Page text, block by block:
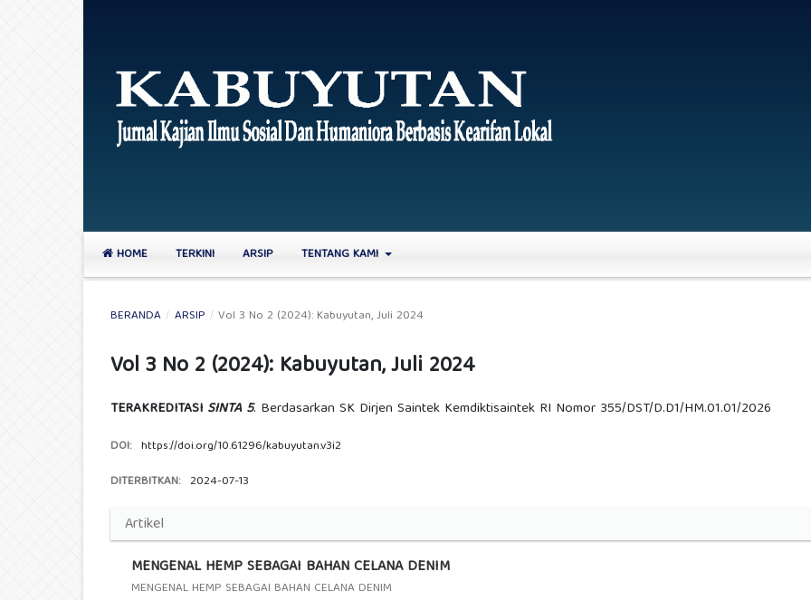
HOME TERKINI ARSIP TENTANG KAMI
BERANDA / ARSIP / Vol 3 No 2 (2024): Kabuyutan, Juli 2024
Vol 3 No 2 (2024): Kabuyutan, Juli 2024
TERAKREDITASI SINTA 5. Berdasarkan SK Dirjen Saintek Kemdiktisaintek RI Nomor 355/DST/D.D1/HM.01.01/2026
DOI: https://doi.org/10.61296/kabuyutan.v3i2
DITERBITKAN: 2024-07-13
Artikel
MENGENAL HEMP SEBAGAI BAHAN CELANA DENIM
MENGENAL HEMP SEBAGAI BAHAN CELANA DENIM